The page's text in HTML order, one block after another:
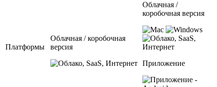
Платформы
Облачная / коробочная
версия
Облачная /
коробочная версия
Приложение